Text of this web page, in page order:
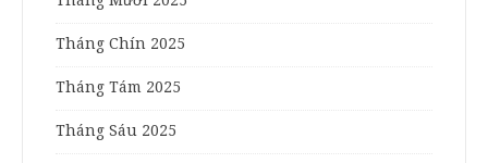
Tháng Chín 2025
Tháng Tám 2025
Tháng Sáu 2025